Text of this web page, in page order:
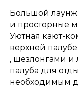
Большой
и просторные
Уютная кают-
верхней
, шезлонгами и
палуба для
необходимым